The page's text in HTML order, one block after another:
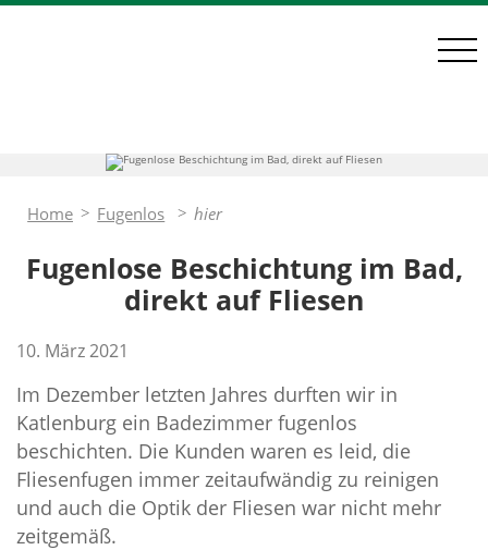
Home
Innenräume
Anstriche
Lackierungen
Bäder, Sondertechniken
Tapezierarbeiten
Bodenbeläge
Home Fugenlos hier
Fugenlose Beschichtung im Bad,
direkt auf Fliesen
10. März 2021
Im Dezember letzten Jahres durften wir in
Katlenburg ein Badezimmer fugenlos
beschichten. Die Kunden waren es leid, die
Fliesenfugen immer zeitaufwändig zu reinigen
und auch die Optik der Fliesen war nicht mehr
zeitgemäß.